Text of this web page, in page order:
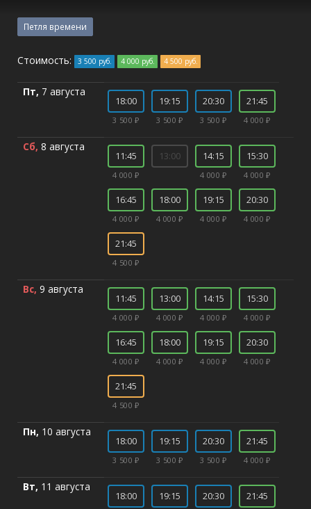
Петля времени
Стоимость: 3 500 руб. 4 000 руб. 4 500 руб.
Пт, 7 августа
18:00
3 500 ₽
19:15
3 500 ₽
20:30
3 500 ₽
21:45
4 000 ₽
Сб, 8 августа
11:45
4 000 ₽
13:00 14:15
4 000 ₽
15:30
4 000 ₽
16:45
4 000 ₽
18:00
4 000 ₽
19:15
4 000 ₽
20:30
4 000 ₽
21:45
4 500 ₽
Вс, 9 августа
11:45
4 000 ₽
13:00
4 000 ₽
14:15
4 000 ₽
15:30
4 000 ₽
16:45
4 000 ₽
18:00
4 000 ₽
19:15
4 000 ₽
20:30
4 000 ₽
21:45
4 500 ₽
Пн, 10 августа
18:00
3 500 ₽
19:15
3 500 ₽
20:30
3 500 ₽
21:45
4 000 ₽
Вт, 11 августа
18:00 19:15 20:30 21:45